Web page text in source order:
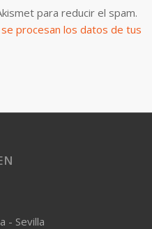
para reducir el spam.
procesan los datos de tus
- Sevilla